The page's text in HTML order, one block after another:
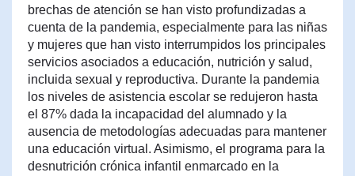
brechas de atención se han visto profundizadas a
cuenta de la pandemia, especialmente para las niñas
y mujeres que han visto interrumpidos los principales
servicios asociados a educación, nutrición y salud,
incluida sexual y reproductiva. Durante la pandemia
los niveles de asistencia escolar se redujeron hasta
el 87% dada la incapacidad del alumnado y la
ausencia de metodologías adecuadas para mantener
una educación virtual. Asimismo, el programa para la
desnutrición crónica infantil enmarcado en la